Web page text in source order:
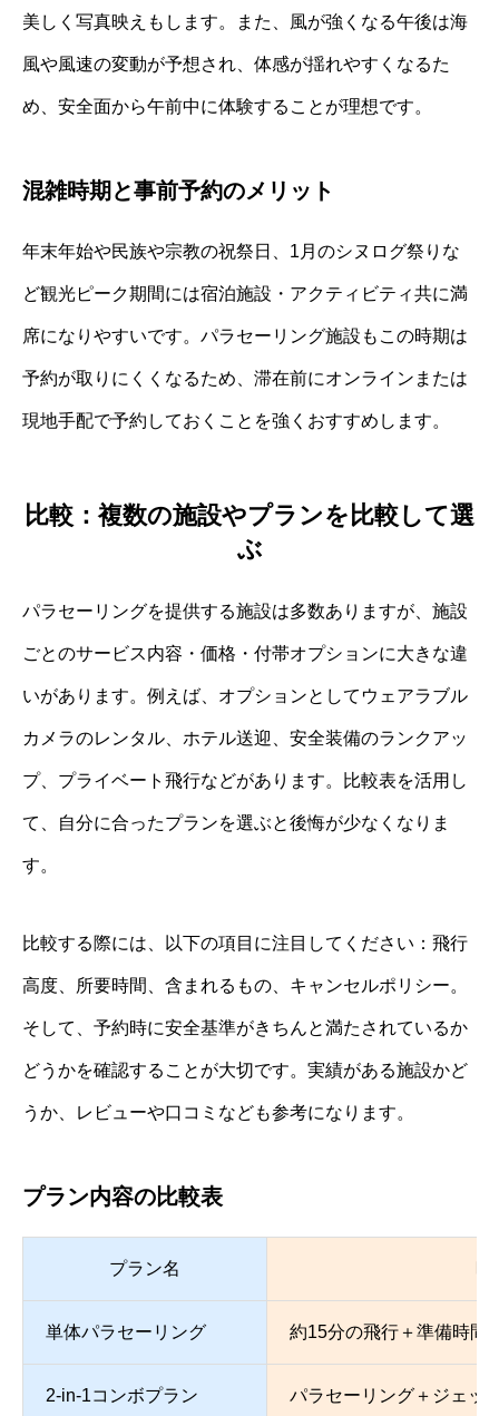
美しく写真映えもします。また、風が強くなる午後は海
風や風速の変動が予想され、体感が揺れやすくなるた
め、安全面から午前中に体験することが理想です。
混雑時期と事前予約のメリット
年末年始や民族や宗教の祝祭日、1月のシヌログ祭りな
ど観光ピーク期間には宿泊施設・アクティビティ共に満
席になりやすいです。パラセーリング施設もこの時期は
予約が取りにくくなるため、滞在前にオンラインまたは
現地手配で予約しておくことを強くおすすめします。
比較：複数の施設やプランを比較して選
ぶ
パラセーリングを提供する施設は多数ありますが、施設
ごとのサービス内容・価格・付帯オプションに大きな違
いがあります。例えば、オプションとしてウェアラブル
カメラのレンタル、ホテル送迎、安全装備のランクアッ
プ、プライベート飛行などがあります。比較表を活用し
て、自分に合ったプランを選ぶと後悔が少なくなりま
す。
比較する際には、以下の項目に注目してください：飛行
高度、所要時間、含まれるもの、キャンセルポリシー。
そして、予約時に安全基準がきちんと満たされているか
どうかを確認することが大切です。実績がある施設かど
うか、レビューや口コミなども参考になります。
プラン内容の比較表
プラン名
単体パラセーリング 約15分の飛行＋準備時間
2-in-1コンボプラン パラセーリング＋ジェッ